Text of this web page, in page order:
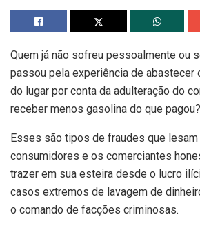
Quem já não sofreu pessoalmente ou
passou pela experiência de abastecer
do lugar por conta da adulteração do
receber menos gasolina do que pagou?
Esses são tipos de fraudes que
consumidores e os comerciantes
trazer em sua esteira desde o lucro
casos extremos de lavagem de
o comando de facções criminosas.